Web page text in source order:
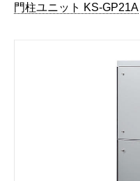
門柱ユニット KS-GP21A